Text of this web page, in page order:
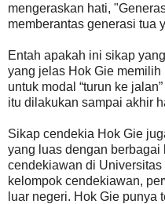
mengeraskan hati,
memberantas generasi tua
Entah apakah ini sikap
yang jelas Hok Gie
untuk modal “turun ke
itu dilakukan sampai akhir
Sikap cendekia Hok Gie
yang luas dengan
cendekiawan di
kelompok cendekiawan,
luar negeri. Hok Gie punya